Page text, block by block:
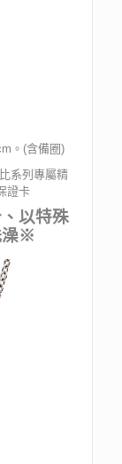
。(含備圈)
系列專屬精
證卡
以特殊
澡※